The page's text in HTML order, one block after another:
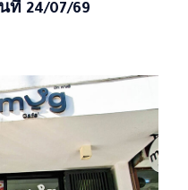
ที่ 24/07/69